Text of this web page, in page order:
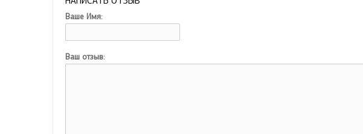
Ваше Имя:
Ваш отзыв: